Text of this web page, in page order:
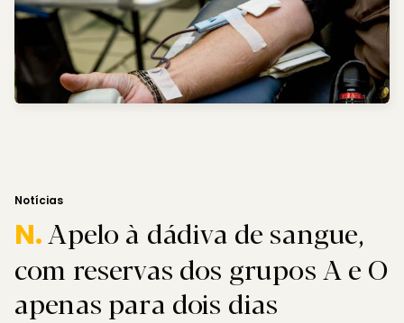
Notícias
N.Apelo à dádiva de sangue,
com reservas dos grupos A e O
apenas para dois dias